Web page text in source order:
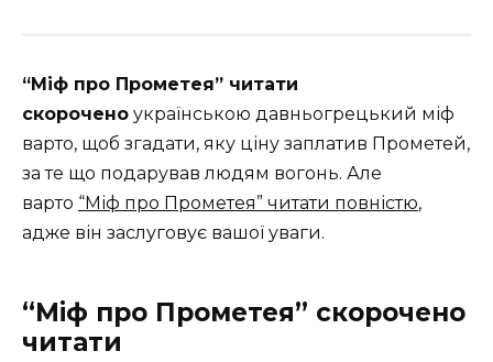
“Міф про Прометея” читати
скорочено українською давньогрецький міф
варто, щоб згадати, яку ціну заплатив Прометей,
за те що подарував людям вогонь. Але
варто “Міф про Прометея” читати повністю,
адже він заслуговує вашої уваги.
“Міф про Прометея” скорочено
читати